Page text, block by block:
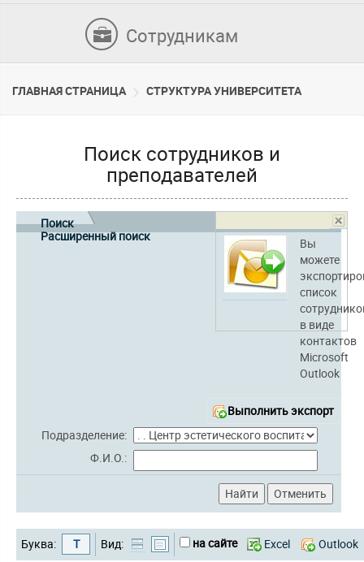
Сотрудникам
ГЛАВНАЯ СТРАНИЦА CТРУКТУРА УНИВЕРСИТЕТА
Поиск сотрудников и
преподавателей
Вы
можете
список
в виде
контактов
Microsoft
Outlook
Выполнить экспорт
Поиск
Расширенный поиск
Подразделение:
Ф.И.О.:
Буква: Т Вид: на сайте Excel Outlook